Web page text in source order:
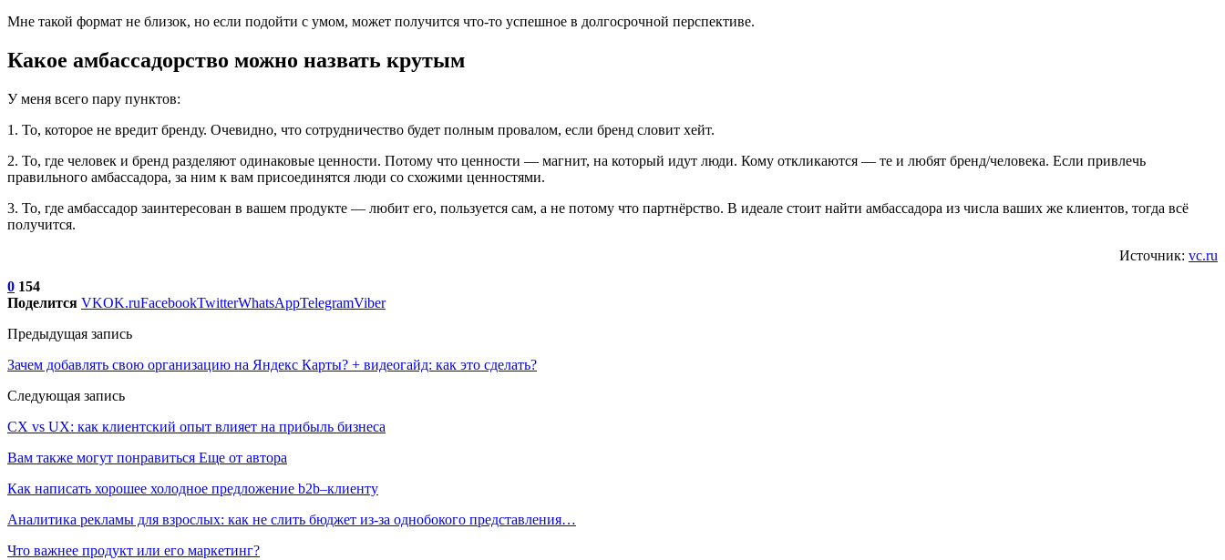
Мне такой формат не близок, но если подойти с умом, может получится что-то успешное в долгосрочной перспективе.
Какое амбассадорство можно назвать крутым
У меня всего пару пунктов:
1. То, которое не вредит бренду. Очевидно, что сотрудничество будет полным провалом, если бренд словит хейт.
2. То, где человек и бренд разделяют одинаковые ценности. Потому что ценности — магнит, на который идут люди. Кому откликаются — те и любят бренд/человека. Если привлечь
правильного амбассадора, за ним к вам присоединятся люди со схожими ценностями.
3. То, где амбассадор заинтересован в вашем продукте — любит его, пользуется сам, а не потому что партнёрство. В идеале стоит найти амбассадора из числа ваших же клиентов, тогда всё
получится.
Источник: vc.ru
0 154
Поделится VKOK.ruFacebookTwitterWhatsAppTelegramViber
Предыдущая запись
Зачем добавлять свою организацию на Яндекс Карты? + видеогайд: как это сделать?
Следующая запись
СХ vs UX: как клиентский опыт влияет на прибыль бизнеса
Вам также могут понравиться Еще от автора
Как написать хорошее холодное предложение b2b–клиенту
Аналитика рекламы для взрослых: как не слить бюджет из-за однобокого представления…
Что важнее продукт или его маркетинг?